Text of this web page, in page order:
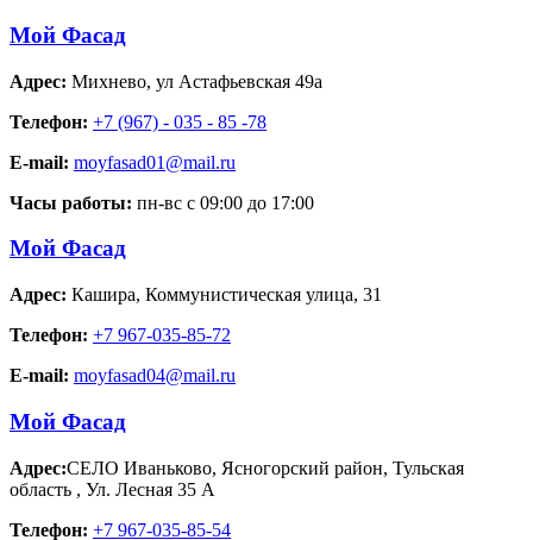
Мой Фасад
Адрес: Михнево, ул Астафьевская 49а
Телефон: +7 (967) - 035 - 85 -78
E-mail: moyfasad01@mail.ru
Часы работы: пн-вс с 09:00 до 17:00
Мой Фасад
Адрес: Кашира, Коммунистическая улица, 31
Телефон: +7 967-035-85-72
E-mail: moyfasad04@mail.ru
Мой Фасад
Адрес:СЕЛО Иваньково, Ясногорский район, Тульская
область , Ул. Лесная 35 А
Телефон: +7 967-035-85-54